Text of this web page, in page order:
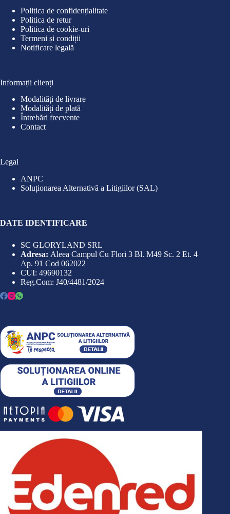
Politica de confidențialitate
Politica de retur
Politica de cookie-uri
Termeni și condiții
Notificare legală
Informații clienți
Modalități de livrare
Modalități de plată
Întrebări frecvente
Contact
Legal
ANPC
Soluționarea Alternativă a Litigiilor (SAL)
DATE IDENTIFICARE
SC GLORYLAND SRL
Adresa: Aleea Campul Cu Flori 3 Bl. M49 Sc. 2 Et. 4
Ap. 91 Cod 062022
CUI: 49690132
Reg.Com: J40/4481/2024